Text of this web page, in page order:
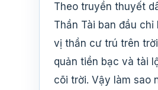
Theo truyền thuyết
Thần Tài ban đầu chỉ
vị thần cư trú trên
quản tiền bạc và tài
cõi trời. Vậy làm sao